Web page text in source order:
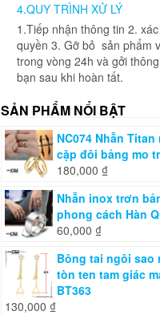
4.QUY TRÌNH XỬ LÝ
1.Tiếp nhận thông tin 2.
quyền 3. Gỡ bỏ sản phẩm
trong vòng 24h và gởi
bạn sau khi hoàn tất.
SẢN PHẨM NỔI BẬT
NC074 Nhẫn Titan
cặp đôi bảng mo
180,000 ₫
Nhẫn inox trơn
phong cách Hàn
60,000 ₫
Bông tai ngôi sao
tòn ten tam giác
BT363
130,000 ₫